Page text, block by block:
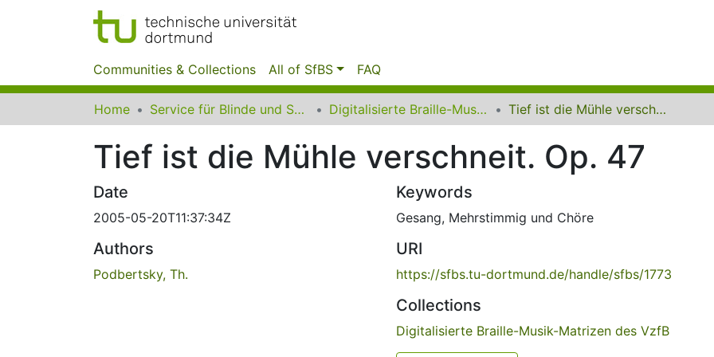
Communities & Collections All of SfBS FAQ
Home Service für Blinde und Sehbehinderte der UB Dortmund Digitalisierte Braille-Musik-Matrizen des VzfB Tief ist die Mühle verschneit. Op. 47
Tief ist die Mühle verschneit. Op. 47
Date
2005-05-20T11:37:34Z
Authors
Podbertsky, Th.
Keywords
Gesang, Mehrstimmig und Chöre
URI
https://sfbs.tu-dortmund.de/handle/sfbs/1773
Collections
Digitalisierte Braille-Musik-Matrizen des VzfB